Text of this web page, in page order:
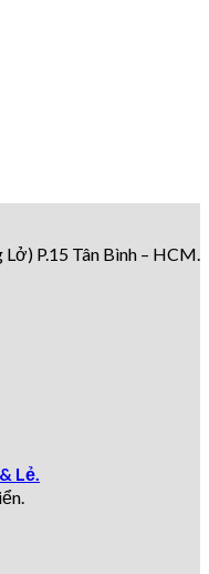
P.15 Tân Bình – HCM.
Lẻ.